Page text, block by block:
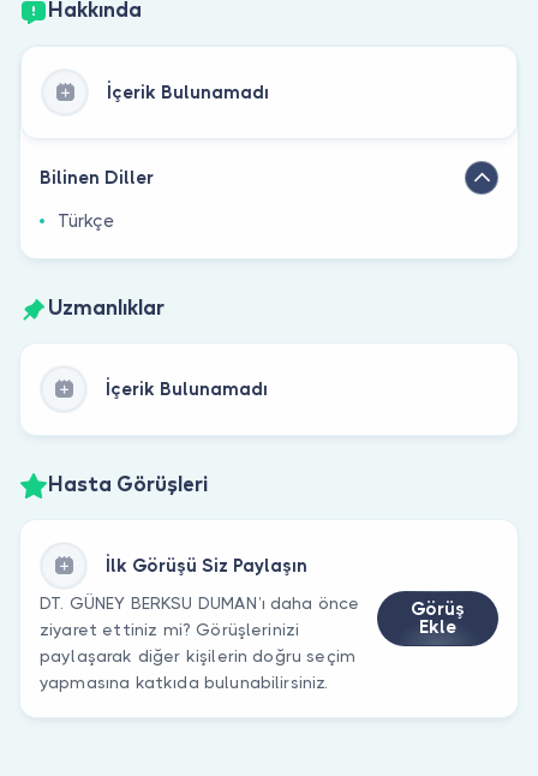
Hakkında
İçerik Bulunamadı
Bilinen Diller
Türkçe
Uzmanlıklar
İçerik Bulunamadı
Hasta Görüşleri
İlk Görüşü Siz Paylaşın
DT. GÜNEY BERKSU DUMAN’ı daha önce
ziyaret ettiniz mi? Görüşlerinizi
paylaşarak diğer kişilerin doğru seçim
yapmasına katkıda bulunabilirsiniz.
Görüş
Ekle